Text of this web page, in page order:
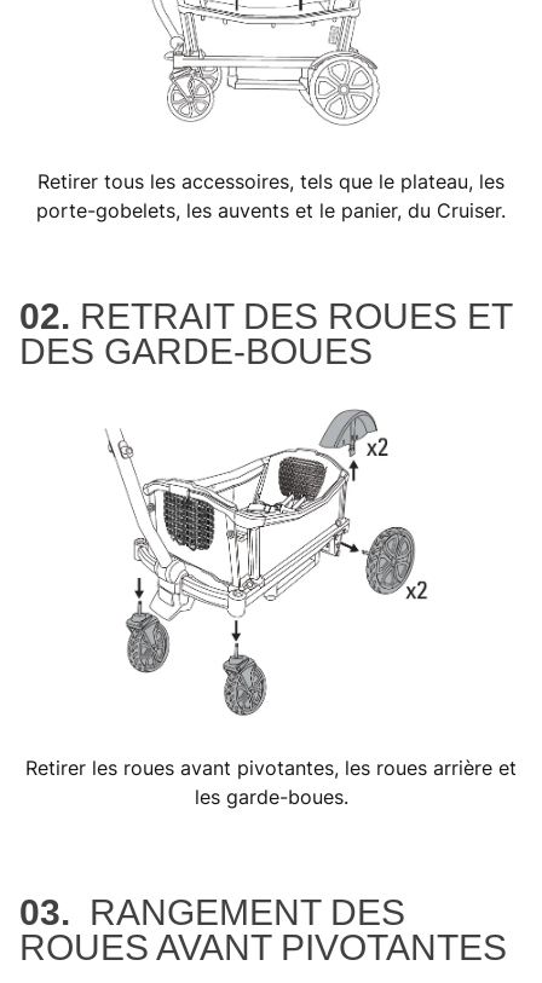
Retirer tous les accessoires, tels que le plateau, les
porte-gobelets, les auvents et le panier, du Cruiser.
02. RETRAIT DES ROUES ET
DES GARDE-BOUES
Retirer les roues avant pivotantes, les roues arrière et
les garde-boues.
03. RANGEMENT DES
ROUES AVANT PIVOTANTES